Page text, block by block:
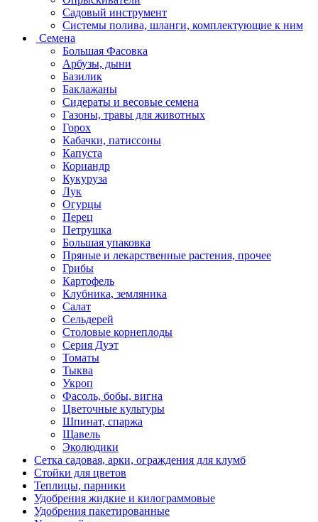
Садовый инструмент
Системы полива, шланги, комплектующие к ним
Семена
Большая Фасовка
Арбузы, дыни
Базилик
Баклажаны
Сидераты и весовые семена
Газоны, травы для животных
Горох
Кабачки, патиссоны
Капуста
Кориандр
Кукуруза
Лук
Огурцы
Перец
Петрушка
Большая упаковка
Пряные и лекарственные растения, прочее
Грибы
Картофель
Клубника, земляника
Салат
Сельдерей
Столовые корнеплоды
Серия Дуэт
Томаты
Тыква
Укроп
Фасоль, бобы, вигна
Цветочные культуры
Шпинат, спаржа
Щавель
Эколюдики
Сетка садовая, арки, ограждения для клумб
Стойки для цветов
Теплицы, парники
Удобрения жидкие и килограммовые
Удобрения пакетированные